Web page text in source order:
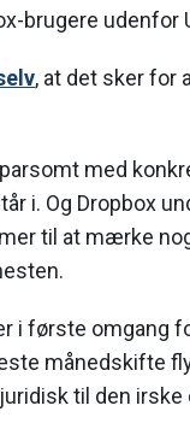
brugere udenfor
, at det sker for
med
i. Og Dropbox
til at mærke
første omgang
månedskifte
til den irske